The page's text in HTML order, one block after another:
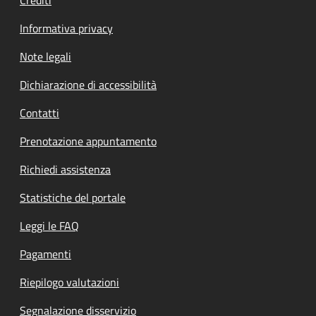
Informativa privacy
Note legali
Dichiarazione di accessibilità
Contatti
Prenotazione appuntamento
Richiedi assistenza
Statistiche del portale
Leggi le FAQ
Pagamenti
Riepilogo valutazioni
Segnalazione disservizio